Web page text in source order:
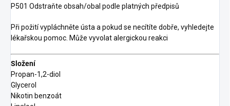
P501 Odstraňte obsah/obal podle platných předpisů
Při požití vypláchněte ústa a pokud se necítíte dobře, vyhledejte
lékařskou pomoc. Může vyvolat alergickou reakci
Složení
Propan-1,2-diol
Glycerol
Nikotin benzoát